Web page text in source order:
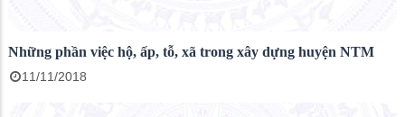
Những phần việc hộ, ấp, tỗ, xã trong xây dựng huyện NTM
11/11/2018